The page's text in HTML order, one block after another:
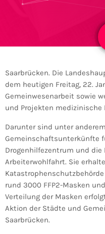
Saarbrücken. Die
dem heutigen Freitag, 22.
Gemeinwesenarbeit sowie
und Projekten medizinische
Darunter sind unter
Gemeinschaftsunterkünfte
Drogenhilfezentrum und
Arbeiterwohlfahrt. Sie
rund 3000 FFP2-Masken
Verteilung der Masken
Aktion der Städte und
Saarbrücken.